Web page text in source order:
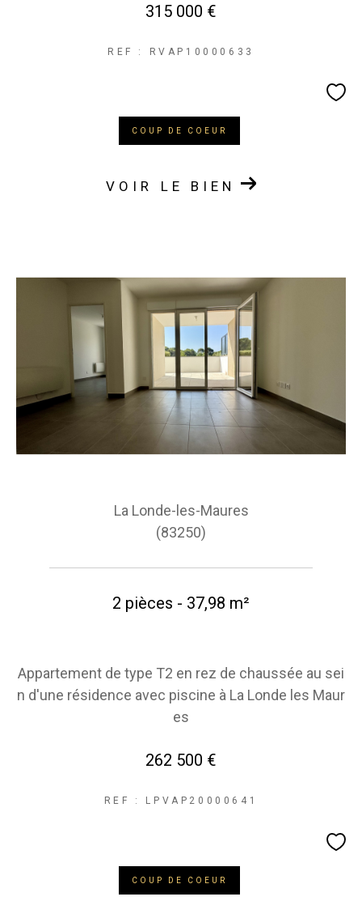
315 000 €
REF : RVAP10000633
COUP DE COEUR
VOIR LE BIEN
La Londe-les-Maures
(83250)
2 pièces - 37,98 m²
Appartement de type T2 en rez de chaussée au sei
n d'une résidence avec piscine à La Londe les Maur
es
262 500 €
REF : LPVAP20000641
COUP DE COEUR